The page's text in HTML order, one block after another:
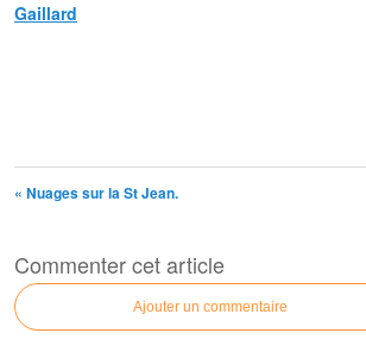
Gaillard
« Nuages sur la St Jean.
Commenter cet article
Ajouter un commentaire